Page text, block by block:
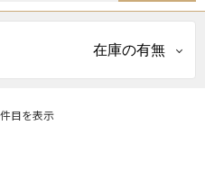
在庫の有無
目を表示